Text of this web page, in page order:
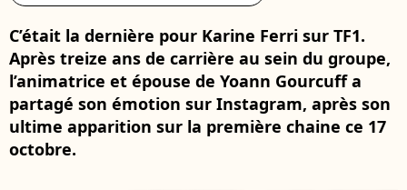
C’était la dernière pour Karine Ferri sur TF1.
Après treize ans de carrière au sein du groupe,
l’animatrice et épouse de Yoann Gourcuff a
partagé son émotion sur Instagram, après son
ultime apparition sur la première chaine ce 17
octobre.